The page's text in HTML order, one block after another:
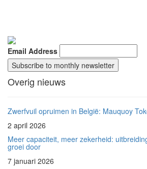
Email Address
Overig nieuws
Zwerfvuil opruimen in België: Mauquoy
2 april 2026
Meer capaciteit, meer zekerheid:
groei door
7 januari 2026